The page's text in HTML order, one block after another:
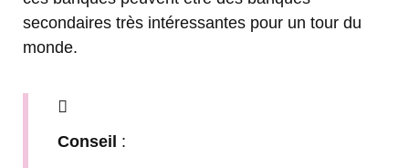
secondaires très intéressantes pour un tour du
monde.
Conseil :